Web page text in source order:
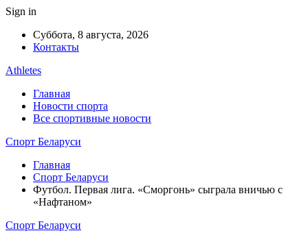
Sign in
Суббота, 8 августа, 2026
Контакты
Athletes
Главная
Новости спорта
Все спортивные новости
Спорт Беларуси
Главная
Спорт Беларуси
Футбол. Первая лига. «Сморгонь» сыграла вничью с
«Нафтаном»
Спорт Беларуси